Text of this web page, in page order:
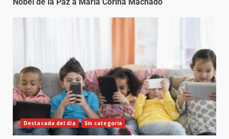
Nobel de la Paz a María Corina Machado
Destacada del día Sin categoría